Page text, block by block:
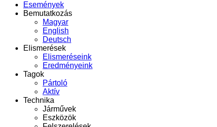
Események
Bemutatkozás
Magyar
English
Deutsch
Elismerések
Elismeréseink
Eredményeink
Tagok
Pártoló
Aktív
Technika
Járművek
Eszközök